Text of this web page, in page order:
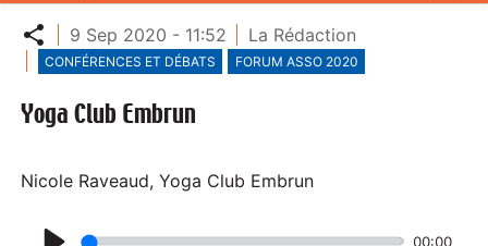
Partager
9 Sep 2020 - 11:52 La Rédaction
CONFÉRENCES ET DÉBATS FORUM ASSO 2020
Yoga Club Embrun
Nicole Raveaud, Yoga Club Embrun
00:00